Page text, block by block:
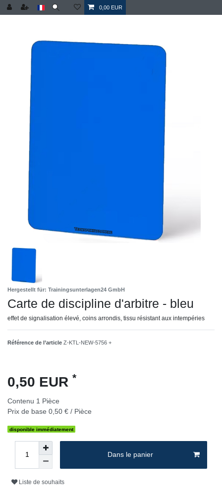
0,00 EUR
Hergestellt für: Trainingsunterlagen24 GmbH
Carte de discipline d'arbitre - bleu
effet de signalisation élevé, coins arrondis, tissu résistant aux intempéries
Référence de l’article Z-KTL-NEW-5756 +
0,50 EUR *
Contenu 1 Pièce
Prix de base 0,50 € / Pièce
disponible immédiatement
Dans le panier
Liste de souhaits